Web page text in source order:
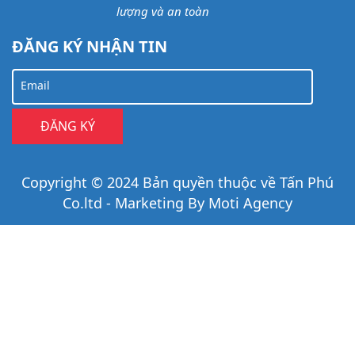
lượng và an toàn
ĐĂNG KÝ NHẬN TIN
Email
Copyright © 2024 Bản quyền thuộc về Tấn Phú
Co.ltd - Marketing By Moti Agency